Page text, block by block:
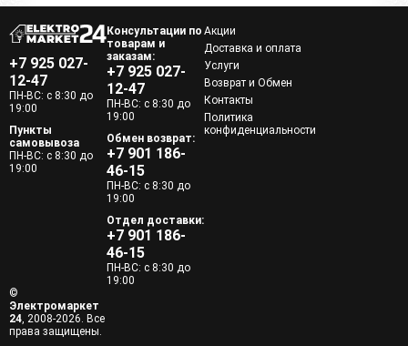
+7 925 027-
12-47
ПН-ВС: с 8:30 до
19:00
Пункты
самовывоза
ПН-ВС: с 8:30 до
19:00
Консультации по
товарам и
заказам:
+7 925 027-
12-47
ПН-ВС: с 8:30 до
19:00
Обмен возврат:
+7 901 186-
46-15
ПН-ВС: с 8:30 до
19:00
Отдел доставки:
+7 901 186-
46-15
ПН-ВС: с 8:30 до
19:00
Акции
Доставка и оплата
Услуги
Возврат и Обмен
Контакты
Политика
конфиденциальности
©
Электромаркет
24, 2008-2026. Все
права защищены.